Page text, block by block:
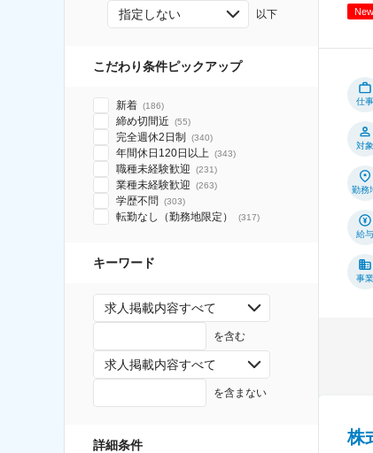
指定しない 以下
こだわり条件ピックアップ
新着 (186)
締め切間近 (55)
完全週休2日制 (340)
年間休日120日以上 (343)
職種未経験歓迎 (231)
業種未経験歓迎 (263)
学歴不問 (303)
転勤なし（勤務地限定） (317)
キーワード
求人掲載内容すべて
を含む
求人掲載内容すべて
を含まない
詳細条件
New
仕事
対象
勤務
給与
事業
株